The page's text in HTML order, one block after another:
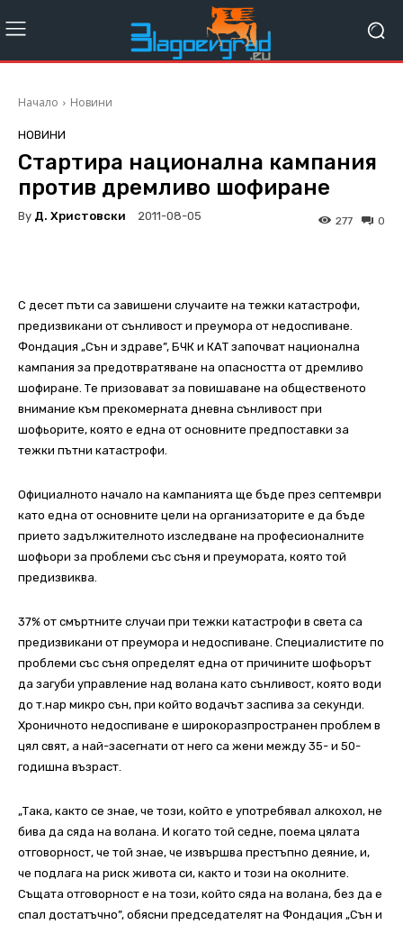
Начало Новини
НОВИНИ
Стартира национална кампания
против дремливо шофиране
By Д. Христовски 2011-08-05 0
277
С десет пъти са завишени случаите на тежки катастрофи,
предизвикани от сънливост и преумора от недоспиване.
Фондация „Сън и здраве”, БЧК и КАТ започват национална
кампания за предотвратяване на опасността от дремливо
шофиране. Те призовават за повишаване на общественото
внимание към прекомерната дневна сънливост при
шофьорите, която е една от основните предпоставки за
тежки пътни катастрофи.
Официалното начало на кампанията ще бъде през септември
като една от основните цели на организаторите е да бъде
прието задължителното изследване на професионалните
шофьори за проблеми със съня и преумората, която той
предизвиква.
37% от смъртните случаи при тежки катастрофи в света са
предизвикани от преумора и недоспиване. Специалистите по
проблеми със съня определят една от причините шофьорът
да загуби управление над волана като сънливост, която води
до т.нар микро сън, при който водачът заспива за секунди.
Хроничното недоспиване е широкоразпространен проблем в
цял свят, а най-засегнати от него са жени между 35- и 50-
годишна възраст.
„Така, както се знае, че този, който е употребявал алкохол, не
бива да сяда на волана. И когато той седне, поема цялата
отговорност, че той знае, че извършва престъпно деяние, и,
че подлага на риск живота си, както и този на околните.
Същата отговорност е на този, който сяда на волана, без да е
спал достатъчно”, обясни председателят на Фондация „Сън и